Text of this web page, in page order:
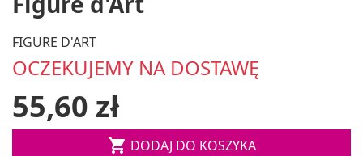
FIGURE D'ART
OCZEKUJEMY NA DOSTAWĘ
55,60 zł
 DODAJ DO KOSZYKA